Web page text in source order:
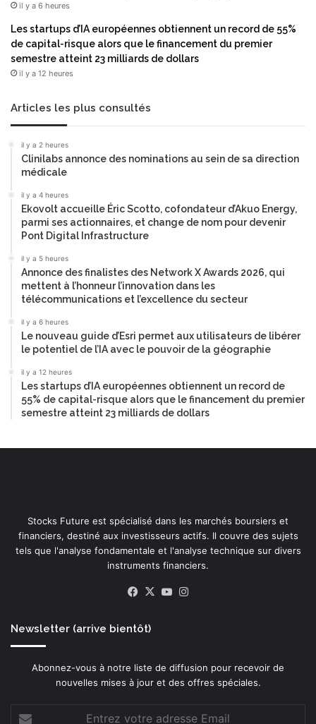
il y a 6 heures
Les startups d’IA européennes obtiennent un record de 55%
de capital-risque alors que le financement du premier
semestre atteint 23 milliards de dollars
il y a 12 heures
Articles les plus consultés
il y a 2 heures
Clinilabs annonce des nominations au sein de sa direction
médicale
il y a 4 heures
Ekovolt accueille Éric Scotto, cofondateur d’Akuo Energy,
parmi ses actionnaires, et change de nom pour devenir
Pont Digital Infrastructure
il y a 5 heures
Annonce des finalistes des Network X Awards 2026, qui
mettent à l’honneur l’innovation dans les
télécommunications et l’excellence du secteur
il y a 6 heures
Le nouveau guide d’Esri permet aux utilisateurs de libérer
le potentiel de l’IA avec le pouvoir de la géographie
il y a 12 heures
Les startups d’IA européennes obtiennent un record de
55% de capital-risque alors que le financement du premier
semestre atteint 23 milliards de dollars
Stocks Future est spécialisé dans les marchés boursiers et
financiers, destiné aux investisseurs actifs. Il couvre des sujets
tels que l'analyse fondamentale et l'analyse technique sur divers
instruments financiers.
Facebook
X YouTube
Newsletter (arrive bientôt)
Abonnez-vous à notre liste de diffusion pour recevoir de
nouvelles mises à jour et des offres spéciales.
Entrez